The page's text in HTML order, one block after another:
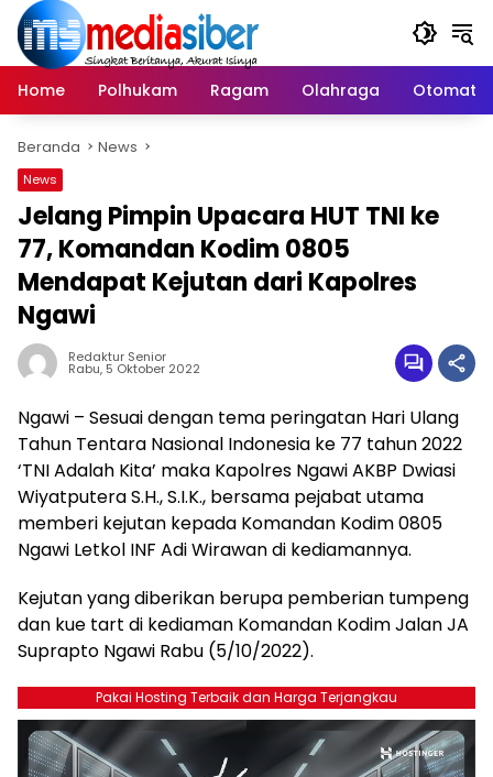
Langsung
konten
Home
Polhukam Ragam Olahraga Otomatif
Beranda News
News
Jelang Pimpin Upacara HUT TNI ke
77, Komandan Kodim 0805
Mendapat Kejutan dari Kapolres
Ngawi
Redaktur Senior
Rabu, 5 Oktober 2022
Ngawi – Sesuai dengan tema peringatan Hari Ulang
Tahun Tentara Nasional Indonesia ke 77 tahun 2022
‘TNI Adalah Kita’ maka Kapolres Ngawi AKBP Dwiasi
Wiyatputera S.H., S.I.K., bersama pejabat utama
memberi kejutan kepada Komandan Kodim 0805
Ngawi Letkol INF Adi Wirawan di kediamannya.
Kejutan yang diberikan berupa pemberian tumpeng
dan kue tart di kediaman Komandan Kodim Jalan JA
Suprapto Ngawi Rabu (5/10/2022).
Pakai Hosting Terbaik dan Harga Terjangkau